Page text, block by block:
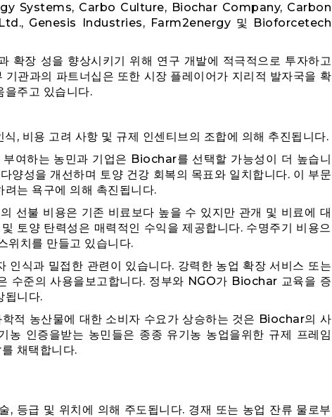
Systems, Carbo Culture, Biochar Company, Carbon
Genesis Industries, Farm2energy 및 Bioforcetech
확장 성을 향상시키기 위해 연구 개발에 적극적으로 투자하고
기관과의 파트너십은 또한 시장 플레이어가 지리적 발자국을 확
을주고 있습니다.
, 비용 고려 사항 및 규제 인센티브의 조합에 의해 추진됩니다.
여하는 농민과 기업은 Biochar를 선택할 가능성이 더 높습니
양성을 개선하며 토양 건강 회복의 목표와 일치합니다. 이 부문
는 욕구에 의해 촉진됩니다.
선불 비용은 기존 비료보다 높을 수 있지만 관개 및 비료에 대
토양 탄력성은 매력적인 수익을 제공합니다. 수명주기 비용으
위치를 만들고 있습니다.
인식과 밀접한 관련이 있습니다. 강력한 농업 확장 서비스 또는
수준의 사용을보고합니다. 정부와 NGO가 Biochar 교육을 증
됩니다.
학적 농산물에 대한 소비자 수요가 상승하는 것은 Biochar의 사
농 인증을받는 농민들은 종종 유기농 농업을위한 규제 프레임
채택합니다.
등급 및 위치에 의해 주도됩니다. 경재 또는 농업 잔류 물로부